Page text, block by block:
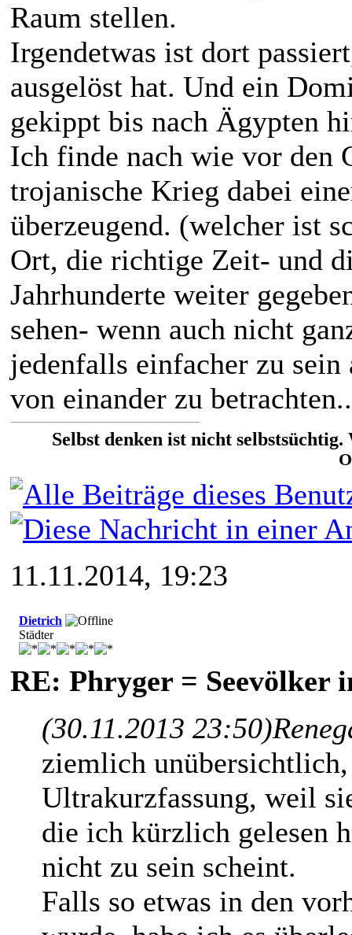
Raum stellen.
Irgendetwas ist dort
ausgelöst hat. Und ein
gekippt bis nach Ägypten
Ich finde nach wie vor den
trojanische Krieg dabei
überzeugend. (welcher ist
Ort, die richtige Zeit- und
Jahrhunderte weiter
sehen- wenn auch nicht
jedenfalls einfacher zu
von einander zu
Selbst denken ist nicht
11.11.2014, 19:23
Dietrich
Städter
RE: Phryger = Seevölker
(30.11.2013 23:50)
ziemlich
Ultrakurzfassung, weil
die ich kürzlich gelesen
nicht zu sein scheint.
Falls so etwas in den